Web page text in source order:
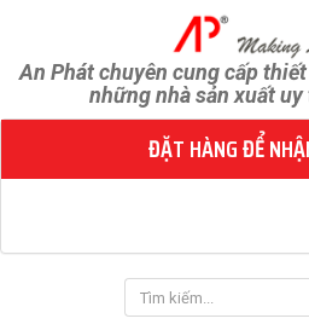
An Phát chuyên cung cấp
những nhà sản xuất
ĐẶT HÀNG ĐỂ